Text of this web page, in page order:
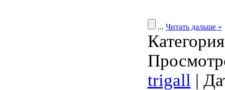
... Читать дальше »
trigall |